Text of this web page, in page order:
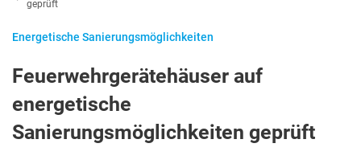
geprüft
Energetische Sanierungsmöglichkeiten
Feuerwehrgerätehäuser auf
energetische
Sanierungsmöglichkeiten geprüft